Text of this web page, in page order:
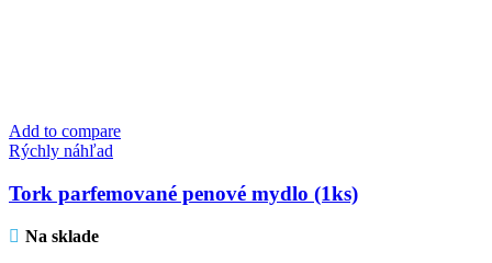
Add to compare
Rýchly náhľad
Tork parfemované penové mydlo (1ks)
Na sklade